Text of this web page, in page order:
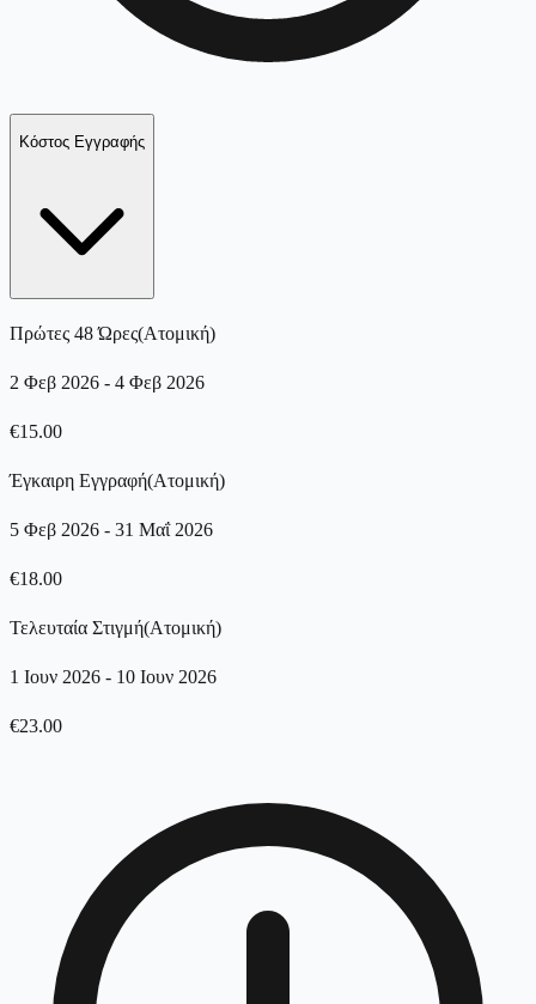
Κόστος Εγγραφής
Πρώτες 48 Ώρες(Ατομική)
2 Φεβ 2026 - 4 Φεβ 2026
€15.00
Έγκαιρη Εγγραφή(Ατομική)
5 Φεβ 2026 - 31 Μαΐ 2026
€18.00
Τελευταία Στιγμή(Ατομική)
1 Ιουν 2026 - 10 Ιουν 2026
€23.00